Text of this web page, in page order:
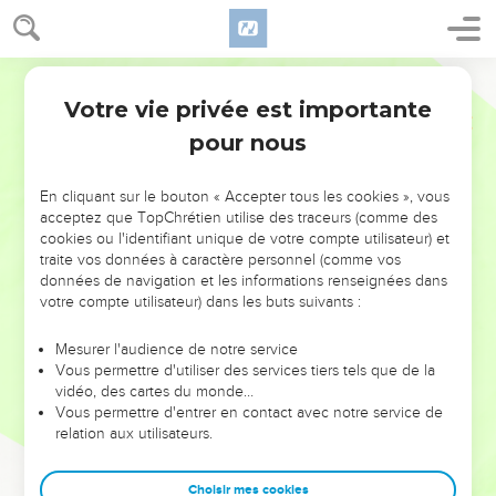
NE MANQUEZ PAS L’ÉVÉNEMENT
DE L’ANNÉE !
ET SI LEURS ERREURS POUVAIENT VOUS ÉVITER LES
VOTRES ?
leur foi ou leur vision. Mais on voit moins les doutes, les erreurs
et les saisons difficiles qu'ils ont traversés, alors même que ce
sont elles qui les ont façonnés.
Dans cette conférence, leaders, entrepreneurs, et responsables
clés pour avancer avec plus de sagesse afin que leurs erreurs
Votre vie privée est importante
pour nous
En cliquant sur le bouton « Accepter tous les cookies », vous
acceptez que TopChrétien utilise des traceurs (comme des
cookies ou l'identifiant unique de votre compte utilisateur) et
traite vos données à caractère personnel (comme vos
données de navigation et les informations renseignées dans
votre compte utilisateur) dans les buts suivants :
Mesurer l'audience de notre service
Vous permettre d'utiliser des services tiers tels que de la
vidéo, des cartes du monde…
Vous permettre d'entrer en contact avec notre service de
relation aux utilisateurs.
Choisir mes cookies